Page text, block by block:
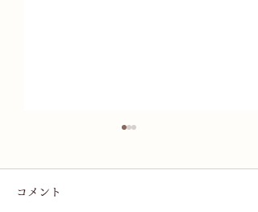
コメント